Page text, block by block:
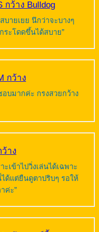
ว้าง Bulldog
บายเยย นึกว่าจะบางๆ
ะโดดขึ้นได้สบาย”
กว้าง
อบมากค่ะ กรงสวยกว้าง
าง
เข้าไปวิ่งเล่นได้เฉพาะ
ด้แต่ยืนดูตาปริบๆ รอให้
ค่ะ”